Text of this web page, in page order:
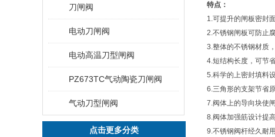
刀闸阀
电动刀闸阀
电动高温刀型闸阀
PZ673TC气动陶瓷刀闸阀
气动刀型闸阀
点击更多分类
特点：
1.可提升的闸板密封
2.不锈钢闸板可防止
3.整体的不锈钢材质
4.短结构长度，可节
5.科学的上密封填料
6.三角形的支架节省
7.阀体上的导向块使
8.阀体加强筋设计提
9.不锈钢阀杆经久耐